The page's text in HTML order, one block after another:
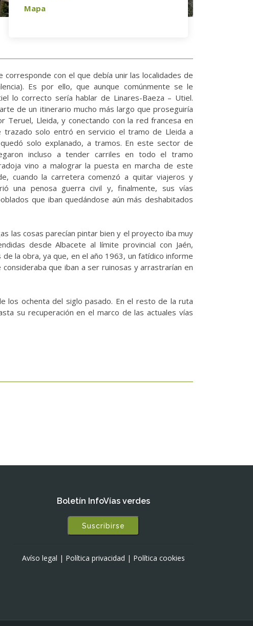
Mapa
con el que debía unir las localidades de
Es por ello, que aunque comúnmente se le
lo correcto sería hablar de Linares-Baeza – Utiel.
de un itinerario mucho más largo que proseguiría
Teruel, Lleida, y conectando con la red francesa en
trazado solo entró en servicio el tramo de Lleida a
solo explanado, a tramos. En este sector de
incluso a tender carriles en todo el tramo
vino a malograr la puesta en marcha de este
cuando la carretera comenzó a quitar viajeros y
una penosa guerra civil y, finalmente, sus vías
que iban quedándose aún más deshabitados
las cosas parecían pintar bien y el proyecto iba muy
desde Albacete al límite provincial con Jaén,
la obra, ya que, en el año 1963, un fatídico informe
que iban a ser ruinosas y arrastrarían en
los ochenta del siglo pasado. En el resto de la ruta
su recuperación en el marco de las actuales vías
Boletín InfoVías verdes
Suscribirse
Avíso legal | Política privacidad | Política cookies